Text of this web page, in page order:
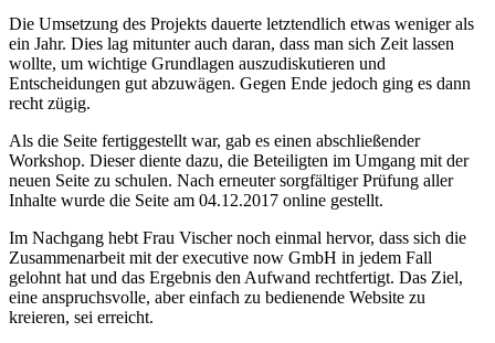
Die Umsetzung des Projekts dauerte letztendlich etwas weniger als
ein Jahr. Dies lag mitunter auch daran, dass man sich Zeit lassen
wollte, um wichtige Grundlagen auszudiskutieren und
Entscheidungen gut abzuwägen. Gegen Ende jedoch ging es dann
recht zügig.
Als die Seite fertiggestellt war, gab es einen abschließender
Workshop. Dieser diente dazu, die Beteiligten im Umgang mit der
neuen Seite zu schulen. Nach erneuter sorgfältiger Prüfung aller
Inhalte wurde die Seite am 04.12.2017 online gestellt.
Im Nachgang hebt Frau Vischer noch einmal hervor, dass sich die
Zusammenarbeit mit der executive now GmbH in jedem Fall
gelohnt hat und das Ergebnis den Aufwand rechtfertigt. Das Ziel,
eine anspruchsvolle, aber einfach zu bedienende Website zu
kreieren, sei erreicht.